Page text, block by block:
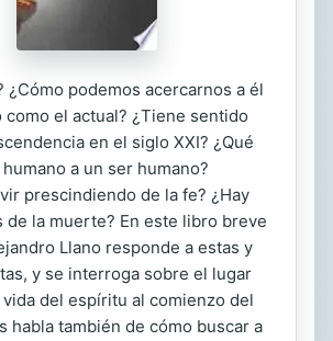
¿Cómo podemos acercarnos a él
como el actual? ¿Tiene sentido
en el siglo XXI? ¿Qué
a un ser humano?
prescindiendo de la fe? ¿Hay
de la muerte? En este libro breve
Llano responde a estas y
y se interroga sobre el lugar
del espíritu al comienzo del
habla también de cómo buscar a